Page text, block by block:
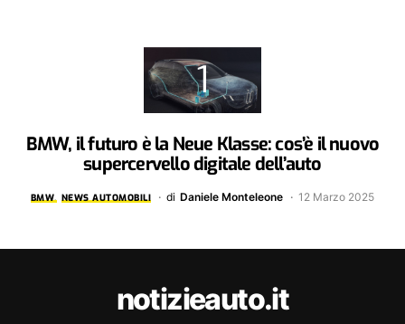
BMW, il futuro è la Neue Klasse: cos’è il nuovo
supercervello digitale dell’auto
BMW NEWS AUTOMOBILI di Daniele Monteleone 12 Marzo 2025
notizieauto.it